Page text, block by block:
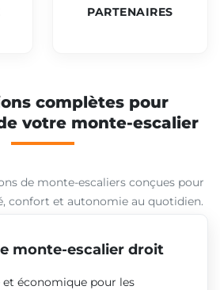
PARTENAIRES
complètes pour
votre monte-escalier
de monte-escaliers conçues pour
confort et autonomie au quotidien.
monte-escalier droit
et économique pour les